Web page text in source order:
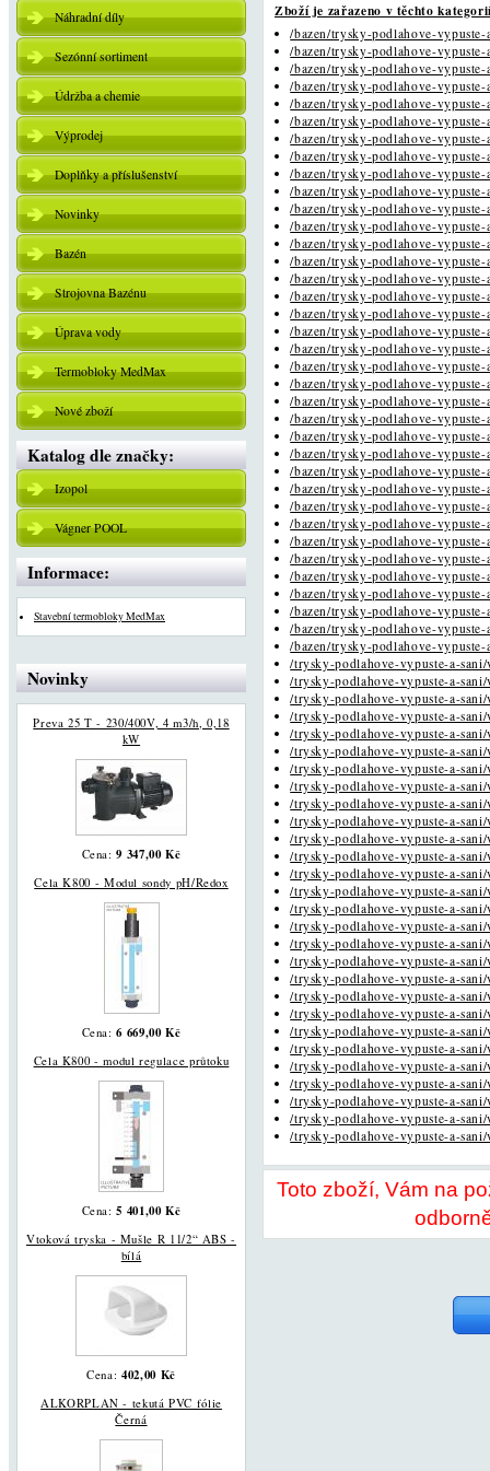
Náhradní díly
Sezónní sortiment
Údržba a chemie
Výprodej
Doplňky a příslušenství
Novinky
Bazén
Strojovna Bazénu
Úprava vody
Termobloky MedMax
Nové zboží
Katalog dle značky:
Izopol
Vágner POOL
Informace:
Stavební termobloky MedMax
Novinky
Preva 25 T - 230/400V, 4 m3/h, 0,18
kW
Cena:9 347,00 Kč
Cela K800 - Modul sondy pH/Redox
Cena:6 669,00 Kč
Cela K800 - modul regulace průtoku
Cena:5 401,00 Kč
Vtoková tryska - Mušle R 11/2“ ABS -
bílá
Cena:402,00 Kč
ALKORPLAN - tekutá PVC fólie
Černá
Zboží je zařazeno v těchto
/bazen/trysky-podlahove-vypuste-
/bazen/trysky-podlahove-vypuste-
/bazen/trysky-podlahove-vypuste-
/bazen/trysky-podlahove-vypuste-
/bazen/trysky-podlahove-vypuste-
/bazen/trysky-podlahove-vypuste-
/bazen/trysky-podlahove-vypuste-
/bazen/trysky-podlahove-vypuste-
/bazen/trysky-podlahove-vypuste-
/bazen/trysky-podlahove-vypuste-
/bazen/trysky-podlahove-vypuste-
/bazen/trysky-podlahove-vypuste-
/bazen/trysky-podlahove-vypuste-
/bazen/trysky-podlahove-vypuste-
/bazen/trysky-podlahove-vypuste-
/bazen/trysky-podlahove-vypuste-
/bazen/trysky-podlahove-vypuste-
/bazen/trysky-podlahove-vypuste-
/bazen/trysky-podlahove-vypuste-
/bazen/trysky-podlahove-vypuste-
/bazen/trysky-podlahove-vypuste-
/bazen/trysky-podlahove-vypuste-
/bazen/trysky-podlahove-vypuste-
/bazen/trysky-podlahove-vypuste-
/bazen/trysky-podlahove-vypuste-
/bazen/trysky-podlahove-vypuste-
/bazen/trysky-podlahove-vypuste-
/bazen/trysky-podlahove-vypuste-
/bazen/trysky-podlahove-vypuste-
/bazen/trysky-podlahove-vypuste-
/bazen/trysky-podlahove-vypuste-
/bazen/trysky-podlahove-vypuste-
/bazen/trysky-podlahove-vypuste-
/bazen/trysky-podlahove-vypuste-
/bazen/trysky-podlahove-vypuste-
/bazen/trysky-podlahove-vypuste-
/trysky-podlahove-vypuste-a-sani/
/trysky-podlahove-vypuste-a-sani/
/trysky-podlahove-vypuste-a-sani/
/trysky-podlahove-vypuste-a-sani/
/trysky-podlahove-vypuste-a-sani/
/trysky-podlahove-vypuste-a-sani/
/trysky-podlahove-vypuste-a-sani/
/trysky-podlahove-vypuste-a-sani/
/trysky-podlahove-vypuste-a-sani/
/trysky-podlahove-vypuste-a-sani/
/trysky-podlahove-vypuste-a-sani/
/trysky-podlahove-vypuste-a-sani/
/trysky-podlahove-vypuste-a-sani/
/trysky-podlahove-vypuste-a-sani/
/trysky-podlahove-vypuste-a-sani/
/trysky-podlahove-vypuste-a-sani/
/trysky-podlahove-vypuste-a-sani/
/trysky-podlahove-vypuste-a-sani/
/trysky-podlahove-vypuste-a-sani/
/trysky-podlahove-vypuste-a-sani/
/trysky-podlahove-vypuste-a-sani/
/trysky-podlahove-vypuste-a-sani/
/trysky-podlahove-vypuste-a-sani/
/trysky-podlahove-vypuste-a-sani/
/trysky-podlahove-vypuste-a-sani/
/trysky-podlahove-vypuste-a-sani/
/trysky-podlahove-vypuste-a-sani/
/trysky-podlahove-vypuste-a-sani/
Toto zboží, Vám na